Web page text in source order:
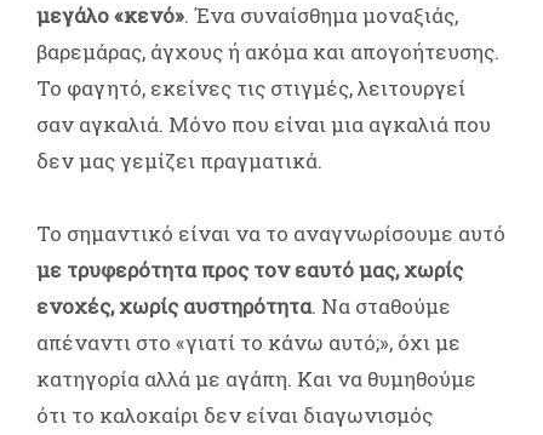
μεγάλο «κενό». Ένα συναίσθημα μοναξιάς,
βαρεμάρας, άγχους ή ακόμα και απογοήτευσης.
Το φαγητό, εκείνες τις στιγμές, λειτουργεί
σαν αγκαλιά. Μόνο που είναι μια αγκαλιά που
δεν μας γεμίζει πραγματικά.
Το σημαντικό είναι να το αναγνωρίσουμε αυτό
με τρυφερότητα προς τον εαυτό μας, χωρίς
ενοχές, χωρίς αυστηρότητα. Να σταθούμε
απέναντι στο «γιατί το κάνω αυτό;», όχι με
κατηγορία αλλά με αγάπη. Και να θυμηθούμε
ότι το καλοκαίρι δεν είναι διαγωνισμός